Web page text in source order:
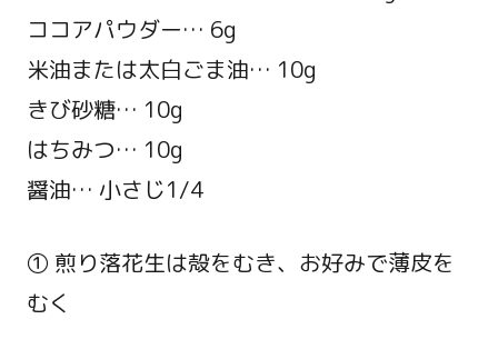
ココアパウダー… 6g
米油または太白ごま油… 10g
きび砂糖… 10g
はちみつ… 10g
醤油… 小さじ1/4
① 煎り落花生は殻をむき、お好みで薄皮を
むく